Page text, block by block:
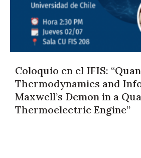
Coloquio en el IFIS:
Thermodynamics and
Maxwell’s Demon in a
Thermoelectric Engine”